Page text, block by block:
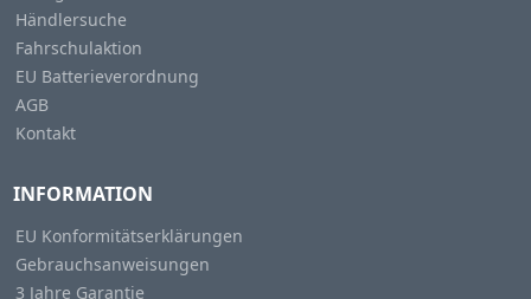
Händlersuche
Fahrschulaktion
EU Batterieverordnung
AGB
Kontakt
INFORMATION
EU Konformitätserklärungen
Gebrauchsanweisungen
3 Jahre Garantie